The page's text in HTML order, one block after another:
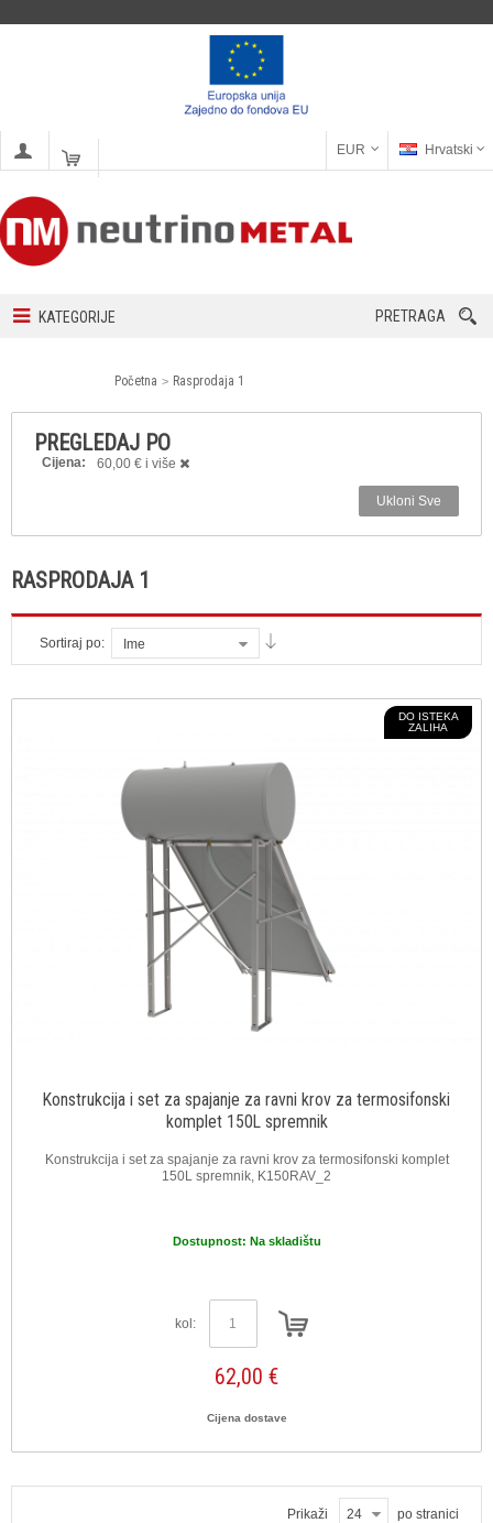
EUR Hrvatski
KATEGORIJE PRETRAGA
Početna Rasprodaja 1
PREGLEDAJ PO
Cijena: 60,00 € i više
Ukloni Sve
RASPRODAJA 1
Sortiraj po: Ime
DO ISTEKA
ZALIHA
Konstrukcija i set za spajanje za ravni krov za termosifonski
komplet 150L spremnik
Konstrukcija i set za spajanje za ravni krov za termosifonski komplet
150L spremnik, K150RAV_2
Dostupnost: Na skladištu
kol:
62,00 €
Cijena dostave
Prikaži 24 po stranici